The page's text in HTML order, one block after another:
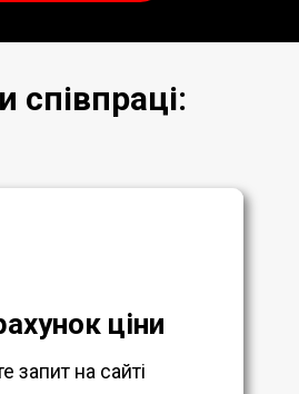
співпраці:
ціни
запит на сайті